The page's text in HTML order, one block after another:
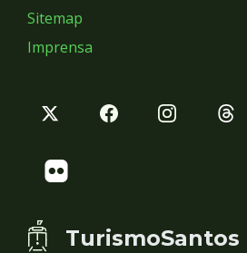
Sitemap
Imprensa
TurismoSantos